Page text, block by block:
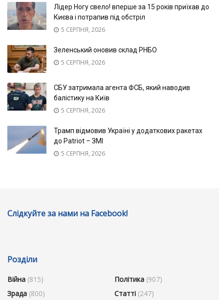
Лідер Ногу свело! вперше за 15 років приїхав до
Києва і потрапив під обстріл
5 СЕРПНЯ, 2026
Зеленський оновив склад РНБО
5 СЕРПНЯ, 2026
СБУ затримала агента ФСБ, який наводив
балістику на Київ
5 СЕРПНЯ, 2026
Трамп відмовив Україні у додаткових ракетах
до Patriot – ЗМІ
5 СЕРПНЯ, 2026
Слідкуйте за нами на Facebook!
Розділи
Війна (815)
Зрада (800)
Політика (907)
Статті (247)